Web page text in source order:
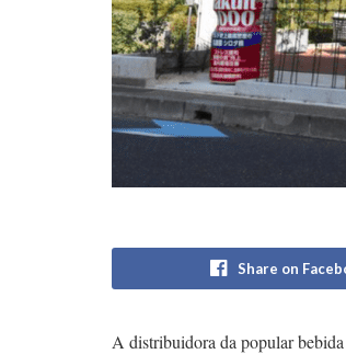
Share on
A distribuidora da popular